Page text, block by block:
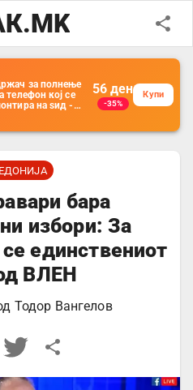
за полнење
телефон кој се
на ѕид -
за
56 ден
-35%
Купи
бара
избори: За
единствениот
ВЛЕН
Тодор Вангелов